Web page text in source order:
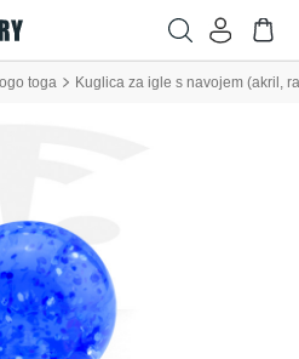
toga Kuglica za igle s navojem (akril,